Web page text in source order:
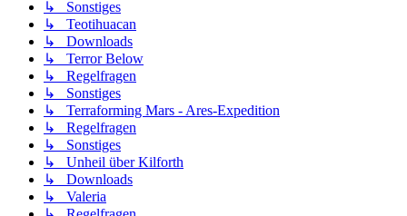
↳ Sonstiges
↳ Teotihuacan
↳ Downloads
↳ Terror Below
↳ Regelfragen
↳ Sonstiges
↳ Terraforming Mars - Ares-Expedition
↳ Regelfragen
↳ Sonstiges
↳ Unheil über Kilforth
↳ Downloads
↳ Valeria